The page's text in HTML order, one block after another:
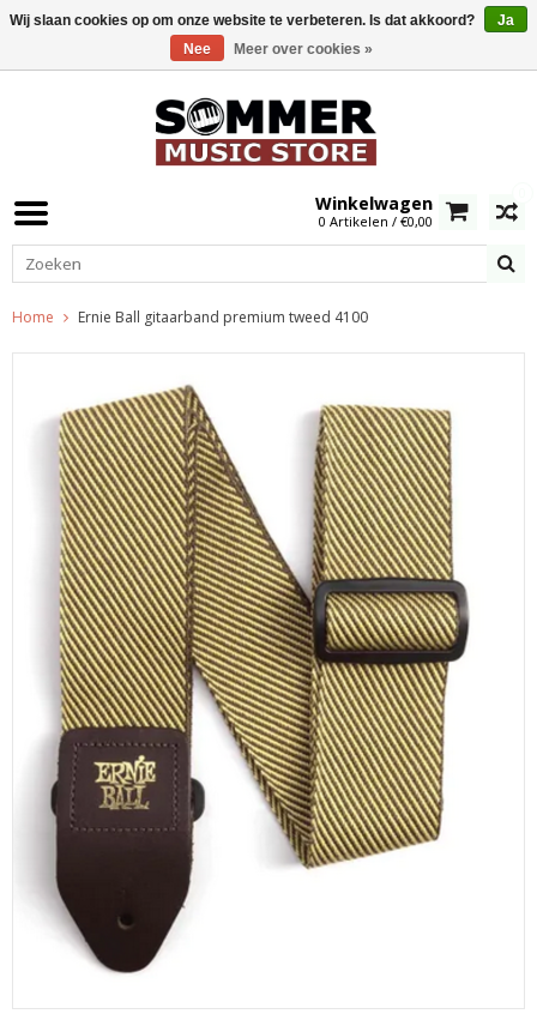
Winkelwagen
0 Artikelen / €0,00
Home Ernie Ball gitaarband premium tweed 4100
Wij slaan cookies op om onze website te verbeteren. Is dat akkoord?
Ja
Nee
Meer over cookies »